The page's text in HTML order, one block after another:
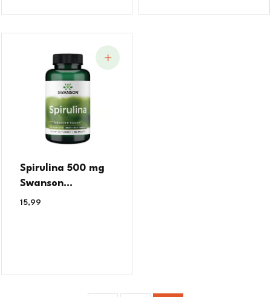
Spirulina 500 mg
Swanson...
15,99